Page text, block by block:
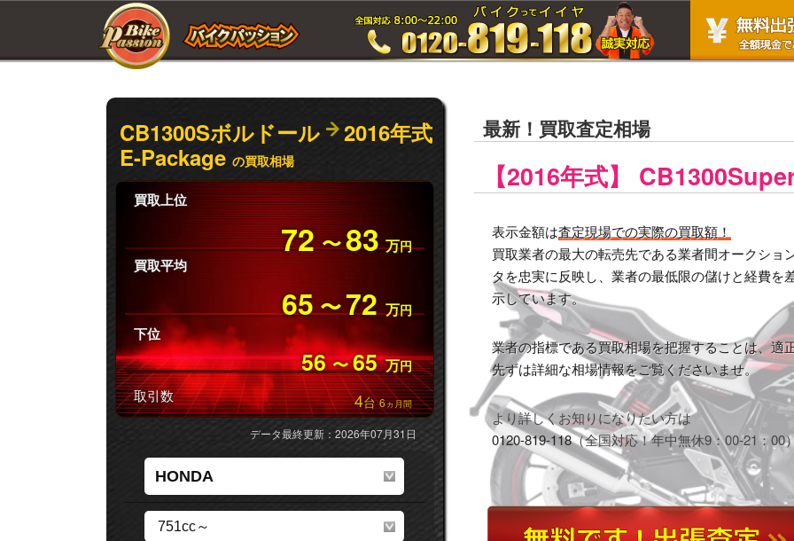
最新！買取査定相場
【2016年式】
表示金額は査定現場での実際の買取額！
買取業者の最大の転売先である業者間オークショ
タを忠実に反映し、業者の最低限の儲けと経費を
示しています。
業者の指標である買取相場を把握することは、適
先ずは詳細な相場情報をご覧くださいませ。
より詳しくお知りになりたい方は
0120-819-118（全国対応！年中無休9：00-21：00
CB1300Sボルドール
2016年式
E-Package の買取相場
買取上位
72 〜83 万円
買取平均
65 〜72 万円
下位
56 〜65 万円
取引数 4台6ヵ月間
データ最終更新：2026年07月31日